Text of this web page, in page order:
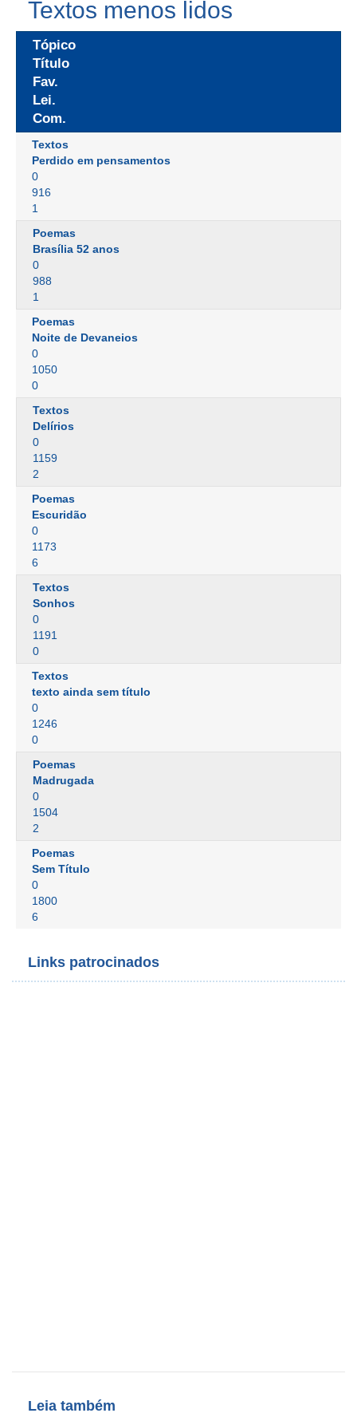
Textos menos lidos
Tópico
Título
Fav.
Lei.
Com.
Textos
Perdido em pensamentos
0
916
1
Poemas
Brasília 52 anos
0
988
1
Poemas
Noite de Devaneios
0
1050
0
Textos
Delírios
0
1159
2
Poemas
Escuridão
0
1173
6
Textos
Sonhos
0
1191
0
Textos
texto ainda sem título
0
1246
0
Poemas
Madrugada
0
1504
2
Poemas
Sem Título
0
1800
6
Links patrocinados
Leia também